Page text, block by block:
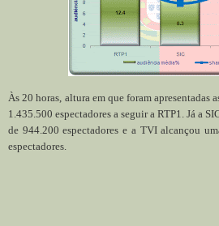
Às 20 horas, altura em que foram apresentadas
1.435.500 espectadores a seguir a RTP1. Já a
de 944.200 espectadores e a TVI alcançou
espectadores.